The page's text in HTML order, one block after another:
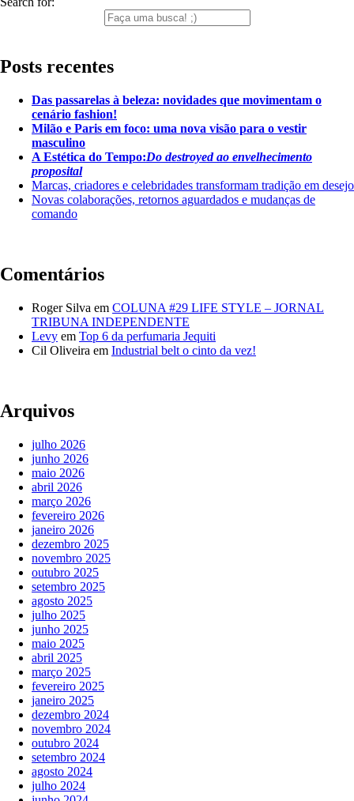
Posts recentes
Das passarelas à beleza: novidades que movimentam o
cenário fashion!
Milão e Paris em foco: uma nova visão para o vestir
masculino
A Estética do Tempo:Do destroyed ao envelhecimento
proposital
Marcas, criadores e celebridades transformam tradição em desejo
Novas colaborações, retornos aguardados e mudanças de
comando
Comentários
Roger Silva em COLUNA #29 LIFE STYLE – JORNAL
TRIBUNA INDEPENDENTE
Levy em Top 6 da perfumaria Jequiti
Cil Oliveira em Industrial belt o cinto da vez!
Arquivos
julho 2026
junho 2026
maio 2026
abril 2026
março 2026
fevereiro 2026
janeiro 2026
dezembro 2025
novembro 2025
outubro 2025
setembro 2025
agosto 2025
julho 2025
junho 2025
maio 2025
abril 2025
março 2025
fevereiro 2025
janeiro 2025
dezembro 2024
novembro 2024
outubro 2024
setembro 2024
agosto 2024
julho 2024